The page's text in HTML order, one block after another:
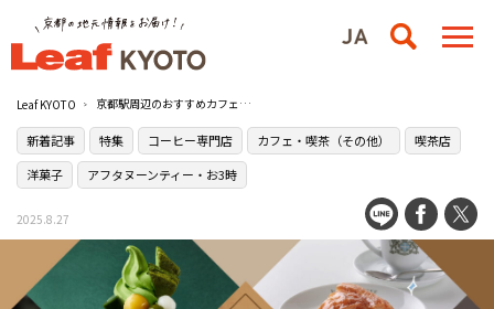
Leaf KYOTO 京都駅周辺のおすすめカフェ22選！駅近スポットからゆっくりできる隠れ家まで
新着記事 特集 コーヒー専門店 カフェ・喫茶（その他）
喫茶店
洋菓子
アフタヌーンティー・お3時
2025.8.27